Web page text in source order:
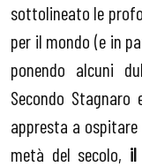
sottolineato le
per il mondo (e in
ponendo alcuni
Secondo
appresta a
metà del secolo, il